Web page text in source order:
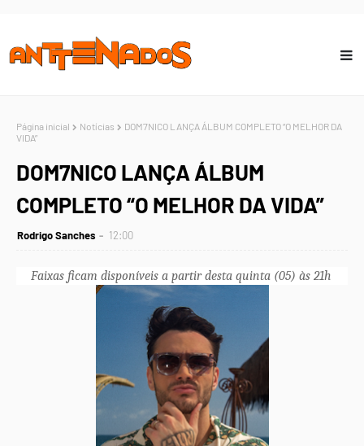
Página inicial Notícias
DOM7NICO LANÇA ÁLBUM COMPLETO “O MELHOR DA
VIDA”
DOM7NICO LANÇA ÁLBUM
COMPLETO “O MELHOR DA VIDA”
Rodrigo Sanches 12:00
Faixas ficam disponíveis a partir desta quinta (05) às 21h